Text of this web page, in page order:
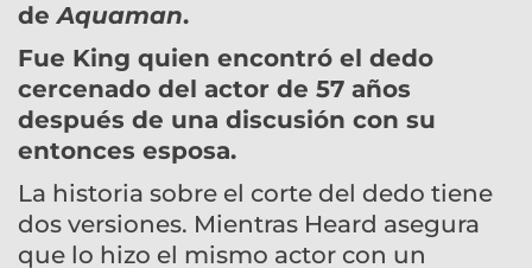
deAquaman.
Fue King quien encontró el dedo
cercenado del actor de 57 años
después de una discusión con su
entonces esposa.
La historia sobre el corte del dedo tiene
dos versiones. Mientras Heard asegura
que lo hizo el mismo actor con un